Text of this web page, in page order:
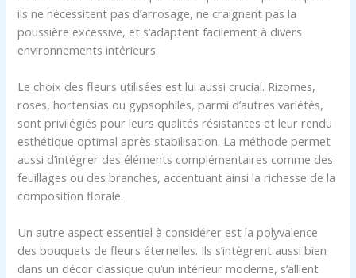
ils ne nécessitent pas d’arrosage, ne craignent pas la
poussière excessive, et s’adaptent facilement à divers
environnements intérieurs.
Le choix des fleurs utilisées est lui aussi crucial. Rizomes,
roses, hortensias ou gypsophiles, parmi d’autres variétés,
sont privilégiés pour leurs qualités résistantes et leur rendu
esthétique optimal après stabilisation. La méthode permet
aussi d’intégrer des éléments complémentaires comme des
feuillages ou des branches, accentuant ainsi la richesse de la
composition florale.
Un autre aspect essentiel à considérer est la polyvalence
des bouquets de fleurs éternelles. Ils s’intègrent aussi bien
dans un décor classique qu’un intérieur moderne, s’allient